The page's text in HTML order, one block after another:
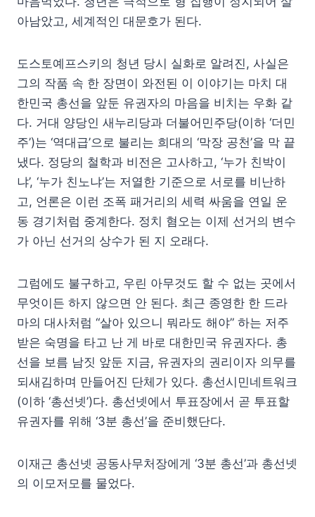
아남았고, 세계적인 대문호가 된다.
도스토예프스키의 청년 당시 실화로 알려진, 사실은
그의 작품 속 한 장면이 와전된 이 이야기는 마치 대
한민국 총선을 앞둔 유권자의 마음을 비치는 우화 같
다. 거대 양당인 새누리당과 더불어민주당(이하 ‘더민
주’)는 ‘역대급’으로 불리는 희대의 ‘막장 공천’을 막 끝
냈다. 정당의 철학과 비전은 고사하고, ‘누가 친박이
냐’, ‘누가 친노냐’는 저열한 기준으로 서로를 비난하
고, 언론은 이런 조폭 패거리의 세력 싸움을 연일 운
동 경기처럼 중계한다. 정치 혐오는 이제 선거의 변수
가 아닌 선거의 상수가 된 지 오래다.
그럼에도 불구하고, 우린 아무것도 할 수 없는 곳에서
무엇이든 하지 않으면 안 된다. 최근 종영한 한 드라
마의 대사처럼 “살아 있으니 뭐라도 해야” 하는 저주
받은 숙명을 타고 난 게 바로 대한민국 유권자다. 총
선을 보름 남짓 앞둔 지금, 유권자의 권리이자 의무를
되새김하며 만들어진 단체가 있다. 총선시민네트워크
(이하 ‘총선넷’)다. 총선넷에서 투표장에서 곧 투표할
유권자를 위해 ‘3분 총선’을 준비했단다.
이재근 총선넷 공동사무처장에게 ‘3분 총선’과 총선넷
의 이모저모를 물었다.